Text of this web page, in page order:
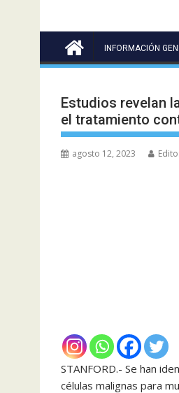
INFORMACIÓN
Estudios revelan
el tratamiento
agosto 12, 2023
STANFORD.- Se han
células malignas para